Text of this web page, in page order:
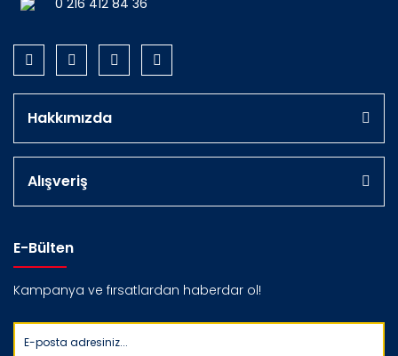
Hakkımızda
Alışveriş
E-Bülten
Kampanya ve fırsatlardan haberdar ol!